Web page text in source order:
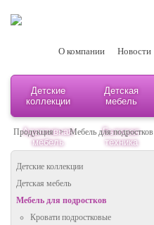
О компании Новости
Детские
коллекции
Детская
мебель
Адаптивная
мебель
Бытовая
техника
Продукция > Мебель для подростков
Детские коллекции
Детская мебель
Мебель для подростков
Кровати подростковые